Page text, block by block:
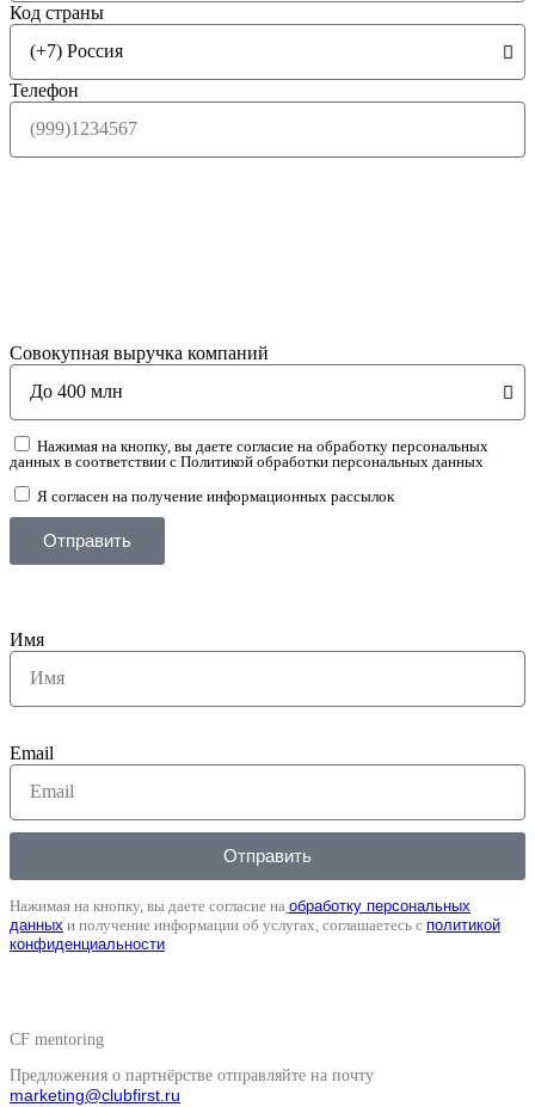
Код страны
Телефон
Совокупная выручка компаний
Нажимая на кнопку, вы даете согласие на обработку персональных
данных в соответствии с Политикой обработки персональных данных
Я согласен на получение информационных рассылок
Отправить
Имя
Email
Отправить
Нажимая на кнопку, вы даете согласие на обработку персональных
данных и получение информации об услугах, соглашаетесь с политикой
конфиденциальности
CF mentoring
Предложения о партнёрстве отправляйте на почту
marketing@clubfirst.ru